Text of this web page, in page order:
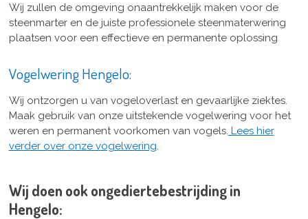
Wij zullen de omgeving onaantrekkelijk maken voor de
steenmarter en de juiste professionele steenmaterwering
plaatsen voor een effectieve en permanente oplossing
Vogelwering Hengelo:
Wij ontzorgen u van vogeloverlast en gevaarlijke ziektes.
Maak gebruik van onze uitstekende vogelwering voor het
weren en permanent voorkomen van vogels. Lees hier
verder over onze vogelwering
Wij doen ook ongediertebestrijding in
Hengelo: